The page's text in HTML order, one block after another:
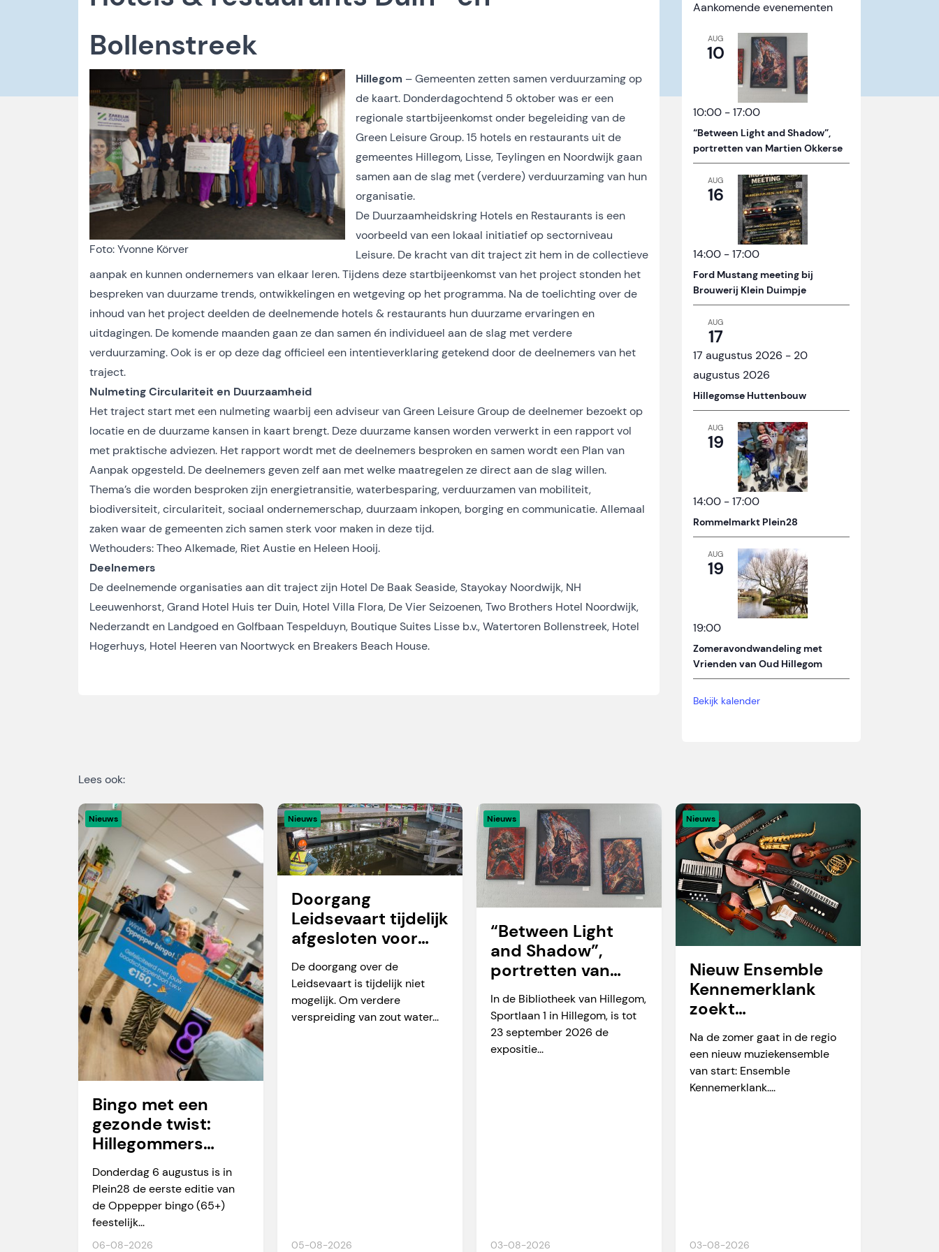
Bollenstreek
Foto: Yvonne Körver
Hillegom – Gemeenten zetten samen verduurzaming op
de kaart. Donderdagochtend 5 oktober was er een
regionale startbijeenkomst onder begeleiding van de
Green Leisure Group. 15 hotels en restaurants uit de
gemeentes Hillegom, Lisse, Teylingen en Noordwijk gaan
samen aan de slag met (verdere) verduurzaming van hun
organisatie.
De Duurzaamheidskring Hotels en Restaurants is een
voorbeeld van een lokaal initiatief op sectorniveau
Leisure. De kracht van dit traject zit hem in de collectieve
aanpak en kunnen ondernemers van elkaar leren. Tijdens deze startbijeenkomst van het project stonden het
bespreken van duurzame trends, ontwikkelingen en wetgeving op het programma. Na de toelichting over de
inhoud van het project deelden de deelnemende hotels & restaurants hun duurzame ervaringen en
uitdagingen. De komende maanden gaan ze dan samen én individueel aan de slag met verdere
verduurzaming. Ook is er op deze dag officieel een intentieverklaring getekend door de deelnemers van het
traject.
Nulmeting Circulariteit en Duurzaamheid
Het traject start met een nulmeting waarbij een adviseur van Green Leisure Group de deelnemer bezoekt op
locatie en de duurzame kansen in kaart brengt. Deze duurzame kansen worden verwerkt in een rapport vol
met praktische adviezen. Het rapport wordt met de deelnemers besproken en samen wordt een Plan van
Aanpak opgesteld. De deelnemers geven zelf aan met welke maatregelen ze direct aan de slag willen.
Thema’s die worden besproken zijn energietransitie, waterbesparing, verduurzamen van mobiliteit,
biodiversiteit, circulariteit, sociaal ondernemerschap, duurzaam inkopen, borging en communicatie. Allemaal
zaken waar de gemeenten zich samen sterk voor maken in deze tijd.
Wethouders: Theo Alkemade, Riet Austie en Heleen Hooij.
Deelnemers
De deelnemende organisaties aan dit traject zijn Hotel De Baak Seaside, Stayokay Noordwijk, NH
Leeuwenhorst, Grand Hotel Huis ter Duin, Hotel Villa Flora, De Vier Seizoenen, Two Brothers Hotel Noordwijk,
Nederzandt en Landgoed en Golfbaan Tespelduyn, Boutique Suites Lisse b.v., Watertoren Bollenstreek, Hotel
Hogerhuys, Hotel Heeren van Noortwyck en Breakers Beach House.
Aankomende evenementen
AUG
10
10:00 -17:00
“Between Light and Shadow”,
portretten van Martien Okkerse
AUG
16
14:00 -17:00
Ford Mustang meeting bij
Brouwerij Klein Duimpje
AUG
17
17 augustus 2026 - 20
augustus 2026
Hillegomse Huttenbouw
AUG
19
14:00 -17:00
Rommelmarkt Plein28
AUG
19
19:00
Zomeravondwandeling met
Vrienden van Oud Hillegom
Bekijk kalender
Lees ook:
Nieuws
06-08-2026
Bingo met een
gezonde twist:
Hillegommers
winnen meer dan
alleen een prijs
Donderdag 6 augustus is in
Plein28 de eerste editie van
de Oppepper bingo (65+)
feestelijk...
Nieuws
05-08-2026
Doorgang
Leidsevaart tijdelijk
afgesloten voor
vaarverkeer
De doorgang over de
Leidsevaart is tijdelijk niet
mogelijk. Om verdere
verspreiding van zout water...
Nieuws
03-08-2026
“Between Light
and Shadow”,
portretten van
Martien Okkerse
In de Bibliotheek van Hillegom,
Sportlaan 1 in Hillegom, is tot
23 september 2026 de
expositie...
Nieuws
03-08-2026
Nieuw Ensemble
Kennemerklank
zoekt
amateurmuzikante
n
Na de zomer gaat in de regio
een nieuw muziekensemble
van start: Ensemble
Kennemerklank....